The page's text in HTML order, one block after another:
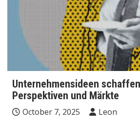
Unternehmensideen
Perspektiven und Märkte
October 7, 2025
Leon